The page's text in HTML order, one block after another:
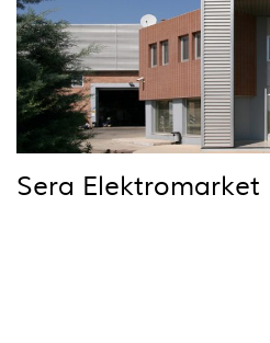
Sera Elektromarket